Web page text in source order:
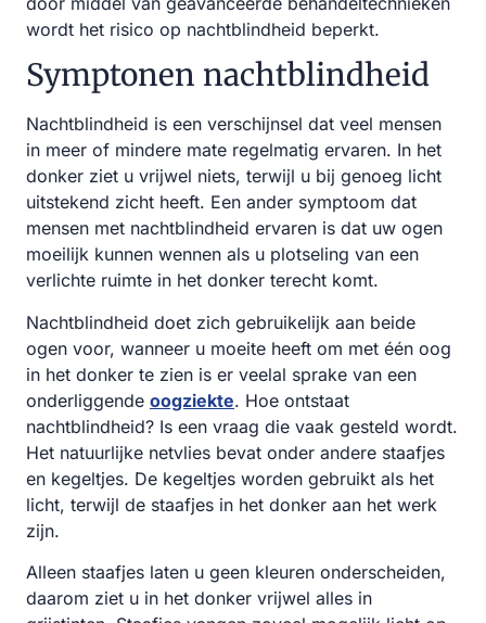
wordt het risico op nachtblindheid beperkt.
Symptonen nachtblindheid
Nachtblindheid is een verschijnsel dat veel mensen
in meer of mindere mate regelmatig ervaren. In het
donker ziet u vrijwel niets, terwijl u bij genoeg licht
uitstekend zicht heeft. Een ander symptoom dat
mensen met nachtblindheid ervaren is dat uw ogen
moeilijk kunnen wennen als u plotseling van een
verlichte ruimte in het donker terecht komt.
Nachtblindheid doet zich gebruikelijk aan beide
ogen voor, wanneer u moeite heeft om met één oog
in het donker te zien is er veelal sprake van een
onderliggende oogziekte. Hoe ontstaat
nachtblindheid? Is een vraag die vaak gesteld wordt.
Het natuurlijke netvlies bevat onder andere staafjes
en kegeltjes. De kegeltjes worden gebruikt als het
licht, terwijl de staafjes in het donker aan het werk
zijn.
Alleen staafjes laten u geen kleuren onderscheiden,
daarom ziet u in het donker vrijwel alles in